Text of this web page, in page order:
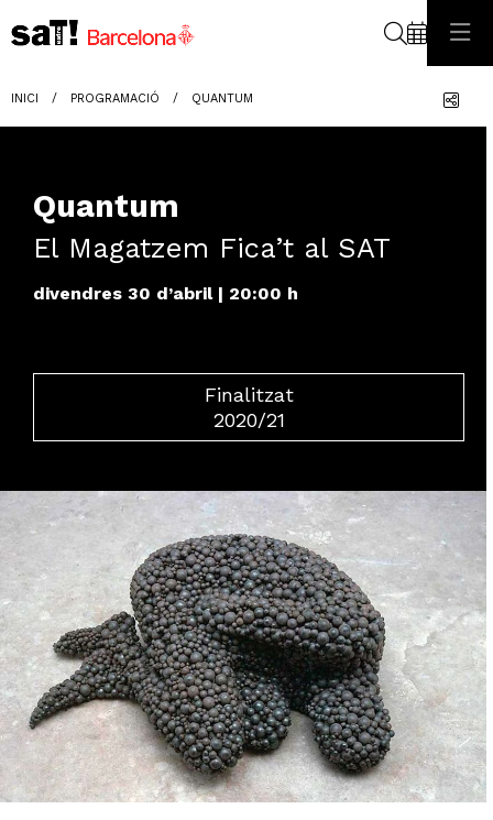
INICI PROGRAMACIÓ QUANTUM
Quantum
El Magatzem Fica’t al SAT
divendres 30 d’abril| 20:00 h
Finalitzat
2020/21